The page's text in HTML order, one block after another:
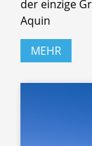
der einzige
Aquin
MEHR